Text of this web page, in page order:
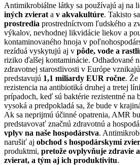
Antimikrobiálne látky sa používajú aj na
iných zvierat a v akvakultúre. Takisto
prostredia prostredníctvom ľudského a
výkalov, nevhodnej likvidácie liekov a
kontaminovaného hnoja v
rezíduá vyskytujú aj v pôde, vode a
riziko ďalšej kontaminácie. Odhadované
zdravotnej starostlivosti v Európe
predstavujú 1,1 miliardy EUR ročne. Že
rezistencia na antibiotiká druhej a tretej
prípadoch, keď sú baktérie rezistentné na
vysoká a predpokladá sa, že bude v
Ak sa neprijmú účinné opatrenia, AMR
predstavovať značnú zdravotnú a
vplyv na naše hospodárstva.
narušiť aj obchod s hospodárskymi
produktmi, pretože ovplyvňuje zdravie
zvierat, a tým aj ich produktivitu.